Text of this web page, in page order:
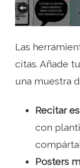
Las
citas. Añade
una muestra
Recitar
con
Posters